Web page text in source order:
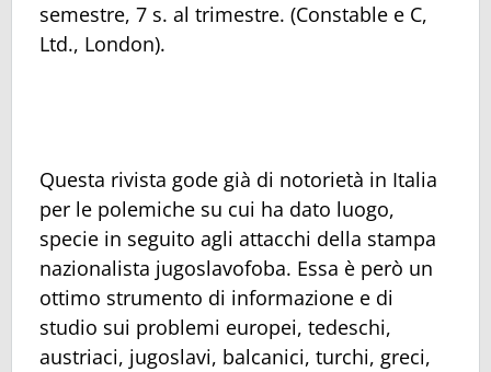
semestre, 7 s. al trimestre. (Constable e C,
Ltd., London).
Questa rivista gode già di notorietà in Italia
per le polemiche su cui ha dato luogo,
specie in seguito agli attacchi della stampa
nazionalista jugoslavofoba. Essa è però un
ottimo strumento di informazione e di
studio sui problemi europei, tedeschi,
austriaci, jugoslavi, balcanici, turchi, greci,